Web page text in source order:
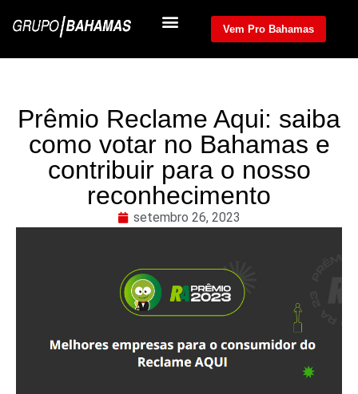
Vem Pro Bahamas
Prêmio Reclame Aqui: saiba
como votar no Bahamas e
contribuir para o nosso
reconhecimento
setembro 26, 2023